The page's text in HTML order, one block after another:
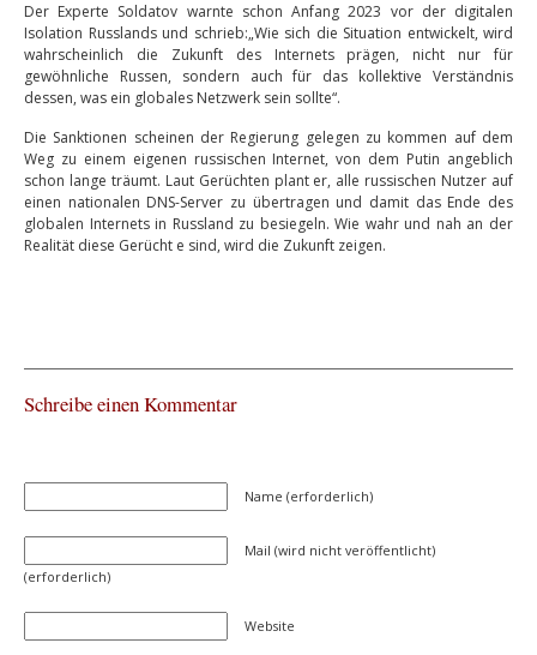
Der Experte Soldatov warnte schon Anfang 2023 vor der digitalen
Isolation Russlands und schrieb:„Wie sich die Situation entwickelt, wird
wahrscheinlich die Zukunft des Internets prägen, nicht nur für
gewöhnliche Russen, sondern auch für das kollektive Verständnis
dessen, was ein globales Netzwerk sein sollte“.
Die Sanktionen scheinen der Regierung gelegen zu kommen auf dem
Weg zu einem eigenen russischen Internet, von dem Putin angeblich
schon lange träumt. Laut Gerüchten plant er, alle russischen Nutzer auf
einen nationalen DNS-Server zu übertragen und damit das Ende des
globalen Internets in Russland zu besiegeln. Wie wahr und nah an der
Realität diese Gerücht e sind, wird die Zukunft zeigen.
Schreibe einen Kommentar
Name (erforderlich)
Mail (wird nicht veröffentlicht)
(erforderlich)
Website